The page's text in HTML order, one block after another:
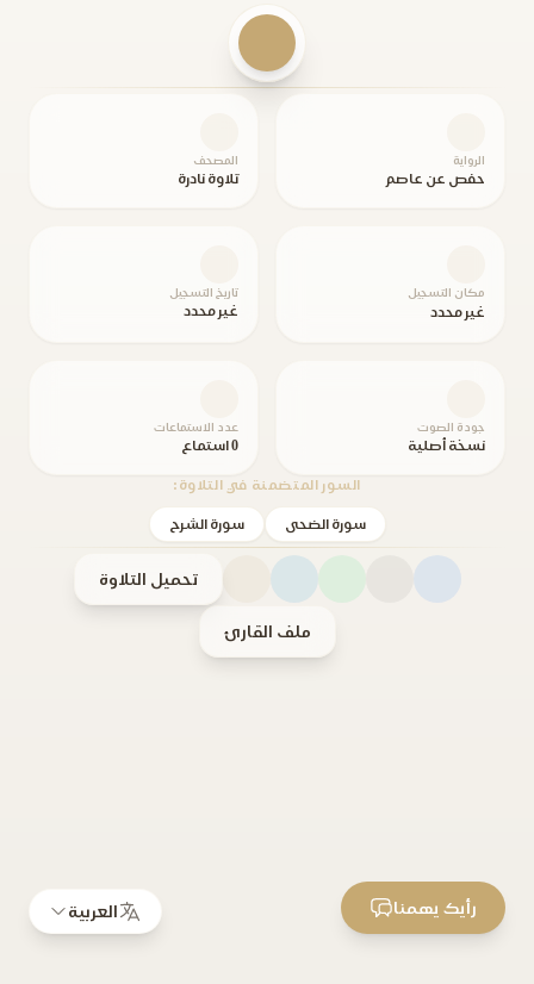
الرواية
حفص عن عاصم
المصحف
تلاوة نادرة
مكان التسجيل
غير محدد
تاريخ التسجيل
غير محدد
جودة الصوت
نسخة أصلية
عدد الاستماعات
0 استماع
السور المتضمنة في التلاوة:
سورة الضحى سورة الشرح
تحميل التلاوة
ملف القارئ
العربية رأيك يهمنا